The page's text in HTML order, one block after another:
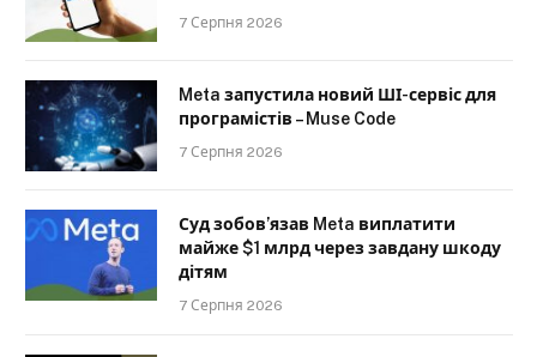
7 Серпня 2026
Meta запустила новий ШІ-сервіс для
програмістів – Muse Code
7 Серпня 2026
Суд зобов’язав Meta виплатити
майже $1 млрд через завдану шкоду
дітям
7 Серпня 2026